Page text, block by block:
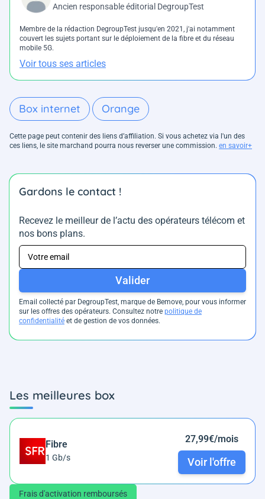
Ancien responsable éditorial DegroupTest
Membre de la rédaction DegroupTest jusqu'en 2021, j'ai notamment
couvert les sujets portant sur le déploiement de la fibre et du réseau
mobile 5G.
Voir tous ses articles
Box internet Orange
Cette page peut contenir des liens d’affiliation. Si vous achetez via l'un des
ces liens, le site marchand pourra nous reverser une commission. en savoir+
Gardons le contact !
Recevez le meilleur de l’actu des opérateurs télécom et
nos bons plans.
Valider
Email collecté par DegroupTest, marque de Bemove, pour vous informer
sur les offres des opérateurs. Consultez notre politique de
confidentialité et de gestion de vos données.
Les meilleures box
Fibre
1 Gb/s
27,99€/mois
Voir l'offre
Frais d'activation remboursés